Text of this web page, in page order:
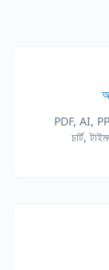
PDF, AI,
চার্ট,